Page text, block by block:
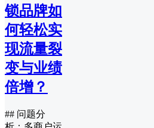
锁品牌如
何轻松实
现流量裂
变与业绩
倍增？
## 问题分